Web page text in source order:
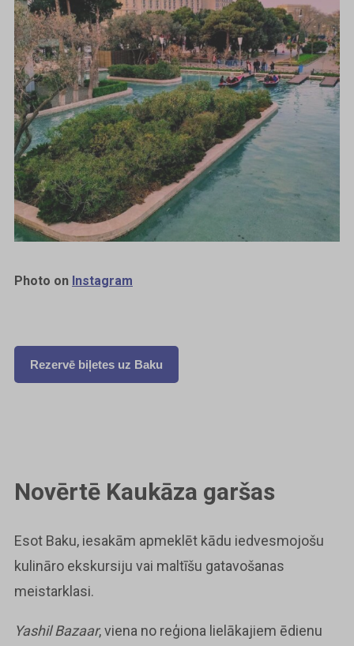
Photo on Instagram
Rezervē biļetes uz Baku
Novērtē Kaukāza garšas
Esot Baku, iesakām apmeklēt kādu iedvesmojošu
kulināro ekskursiju vai maltīšu gatavošanas
meistarklasi.
Yashil Bazaar, viena no reģiona lielākajiem ēdienu